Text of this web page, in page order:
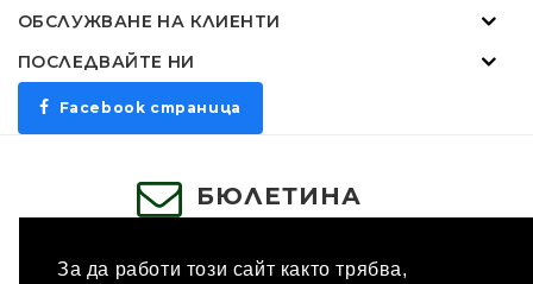
За да работи този сайт както трябва,
ОБСЛУЖВАНЕ НА КЛИЕНТИ
ПОСЛЕДВАЙТЕ НИ
Facebook страница
БЮЛЕТИНА